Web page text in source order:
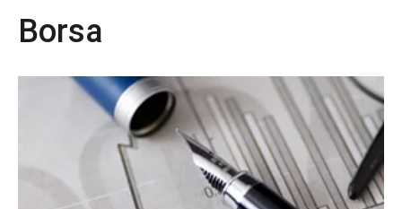
Borsa